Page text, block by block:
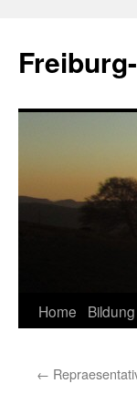
springen
Home Bildung
←